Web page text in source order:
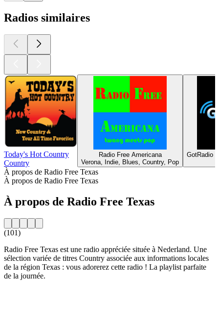
Radios similaires
Today's Hot Country
Country
Radio Free Americana
Verona, Indie, Blues, Country, Pop
GotRadio
À propos de Radio Free Texas
À propos de Radio Free Texas
À propos de Radio Free Texas
(101)
Radio Free Texas est une radio appréciée située à Nederland. Une
sélection variée de titres Country associée aux informations locales
de la région Texas : vous adorerez cette radio ! La playlist parfaite
de la journée.